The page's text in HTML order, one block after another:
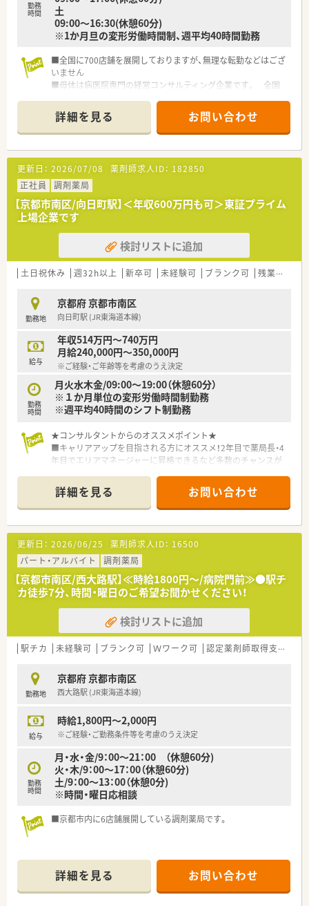
勤務
時間
土
09:00～16:30(休憩60分)
※1か月旦の変形労働時間制、週平均40時間勤務
■全国に700店舗を展開しておりますが、無理な転勤などはござ
いません
■母体は病医院専門の経営コンサルティング企業です。 全国
■薬局事業だけでなく、クリニックモールの企画・運営や医療機
器のリースなど幅広く事業を展開しております。
■ご自身の希望に沿って勤務コースが選べます
■資格取得制度も整っており、eラーニングの補助金や申請のた
めの補助金制度などがございます。フォローアップ研修等の教
育研修制度もございますので、未経験・ブランクのある方にも安
心です◎
■育休復帰率は100％！
育児休業は、最大3歳に達した月の末日まで延長可能です。
■「短時間勤務制度」もあり、子育てと両立しながら勤務できる
環境です。
その他、介護休暇への「短時間勤務制度」があり、サポートが充実
しております。
■「くるみんマーク」を取得しています。
詳細を見る お問い合わせ
更新日： 2026/07/08 薬剤師求人ID： 182850
正社員
調剤薬局
【京都市南区/向日町駅】＜年収600万円も可＞東証プライム
上場企業です
検討リストに追加
土日祝休み 週32h以上 新卒可 未経験可 ブランク可 残業なし(ほぼなし含む)
勤務地
京都府 京都市南区
向日町駅 (JR東海道本線)
給与
年収514万円～740万円
月給240,000円～350,000円
※ご経験・ご年齢等を考慮のうえ決定
勤務
時間
月火水木金/09:00～19:00（休憩60分）
※１か月単位の変形労働時間制勤務
※週平均40時間のシフト制勤務
★コンサルタントからのオススメポイント★
■キャリアアップを目指される方にオススメ！2年目で薬局長・4
年目でエリアマネージャーに昇格できるなど多数のチャンスが
など様々なステップアップが可能です。
■年間で一回7連休もしくは、4連休を2回取得できる『リフレッ
シュ制度』もございます。
■育児休暇については希望される方は3歳まで取得可能となって
おりますので、長くご勤務頂くことができます。
＼職場環境について／
■大通りに面した広々とした清潔感のある店舗です。
■薬剤師業務に注力できる環境が整っております。
■音声入力の薬歴・ピッキングサポートシステム・投薬カウンタ
ーに薬歴閲覧用タブレット設置など、安心して業務に取り組んで
詳細を見る お問い合わせ
更新日： 2026/06/25 薬剤師求人ID： 16500
パート・アルバイト
調剤薬局
【京都市南区/西大路駅】≪時給1800円～/病院門前≫●駅チ
カ徒歩7分、時間・曜日のご希望お聞かせください！
検討リストに追加
駅チカ 未経験可 ブランク可 Ｗワーク可 認定薬剤師取得支援あり
勤務地
京都府 京都市南区
西大路駅 (JR東海道本線)
給与
時給1,800円～2,000円
※ご経験・ご勤務条件等を考慮のうえ決定
勤務
時間
月・水・金/9：00～21：00 （休憩60分)
火・木/9：00～17：00（休憩60分)
土/9：00～13：00（休憩0分)
※時間・曜日応相談
■京都市内に6店舗展開している調剤薬局です。
詳細を見る お問い合わせ